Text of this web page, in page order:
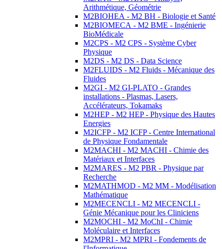
Arithmétique, Géométrie
M2BIOHEA - M2 BH - Biologie et Santé
M2BIOMECA - M2 BME - Ingénierie
BioMédicale
M2CPS - M2 CPS - Système Cyber
Physique
M2DS - M2 DS - Data Science
M2FLUIDS - M2 Fluids - Mécanique des
Fluides
M2GI - M2 GI-PLATO - Grandes
installations - Plasmas, Lasers,
Accélérateurs, Tokamaks
M2HEP - M2 HEP - Physique des Hautes
Energies
M2ICFP - M2 ICFP - Centre International
de Physique Fondamentale
M2MACHI - M2 MACHI - Chimie des
Matériaux et Interfaces
M2MARES - M2 PBR - Physique par
Recherche
M2MATHMOD - M2 MM - Modélisation
Mathématique
M2MECENCLI - M2 MECENCLI -
Génie Mécanique pour les Cliniciens
M2MOCHI - M2 MoChI - Chimie
Moléculaire et Interfaces
M2MPRI - M2 MPRI - Fondements de